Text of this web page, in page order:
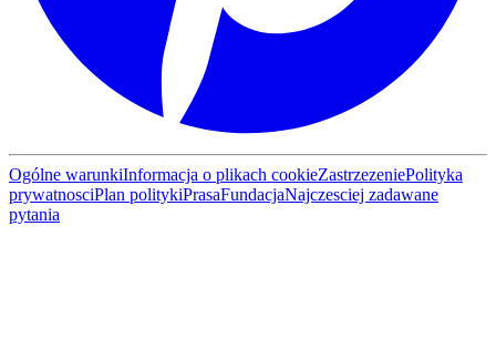
Ogólne warunkiInformacja o plikach cookieZastrzezeniePolityka
prywatnosciPlan politykiPrasaFundacjaNajczesciej zadawane
pytania